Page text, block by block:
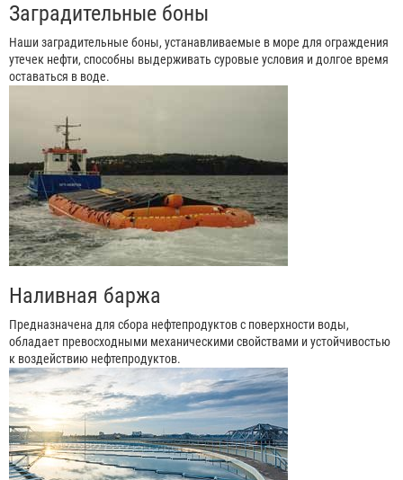
Заградительные боны
Наши заградительные боны, устанавливаемые в море для ограждения
утечек нефти, способны выдерживать суровые условия и долгое время
оставаться в воде.
Наливная баржа
Предназначена для сбора нефтепродуктов с поверхности воды,
обладает превосходными механическими свойствами и устойчивостью
к воздействию нефтепродуктов.